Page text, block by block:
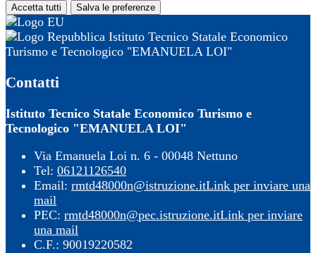
Accetta tutti Salva le preferenze
Istituto Tecnico Statale Economico
Turismo e Tecnologico "EMANUELA LOI"
Contatti
Istituto Tecnico Statale Economico Turismo e
Tecnologico "EMANUELA LOI"
Via Emanuela Loi n. 6 - 00048 Nettuno
Tel: 06121126540
Email: rmtd48000n@istruzione.itLink per inviare una
mail
PEC: rmtd48000n@pec.istruzione.itLink per inviare
una mail
C.F.: 90019220582